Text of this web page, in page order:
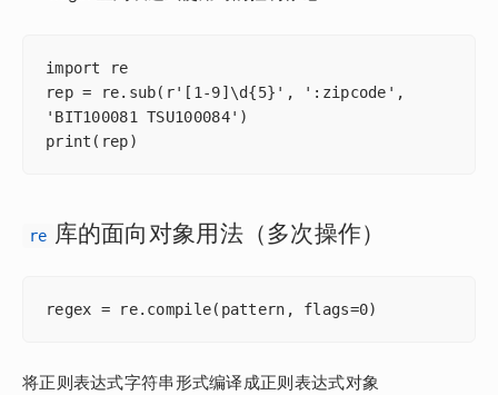
import re
rep = re.sub(r'[1-9]\d{5}', ':zipcode',
'BIT100081 TSU100084')
print(rep)
re 库的面向对象用法（多次操作）
regex = re.compile(pattern, flags=0)
将正则表达式字符串形式编译成正则表达式对象